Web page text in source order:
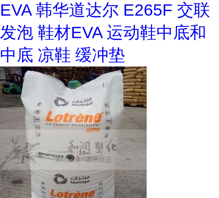
EVA 韩华道达尔 E265F 交联
发泡 鞋材EVA 运动鞋中底和
中底 凉鞋 缓冲垫